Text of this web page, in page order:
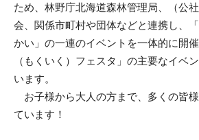
ため、林野庁北海道森林管理局、（公
会、関係市町村や団体などと連携し、
かい」の一連のイベントを一体的に開
（もくいく）フェスタ」の主要なイベ
います。
お子様から大人の方まで、多くの皆
ています！